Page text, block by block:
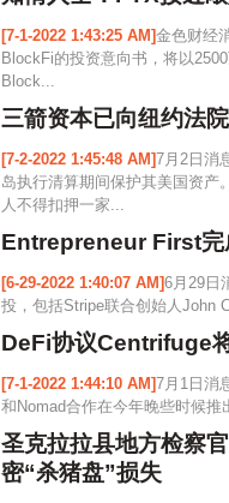
[7-1-2022 1:43:25 AM]金色财经
BlockFi的投资意向书，将以
Block...
三箭资本已向纽约法
[7-2-2022 1:45:48 AM]7月2日消
岛执行清算期间保护其美国资产
人不得扣押一家...
Entrepreneur First完
[6-29-2022 1:40:07 AM]6月29日
投，包括Stripe联合创始人John
DeFi协议Centrifuge
[7-1-2022 1:44:10 AM]7月1日消
和Nomad合作在今年晚些时候
圣克拉拉县地方检察
密“杀猪盘”损失